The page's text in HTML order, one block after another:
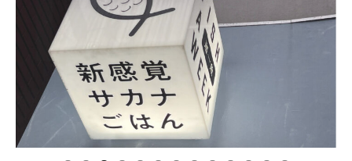
中央線フェス
イベント情報
おしらせ